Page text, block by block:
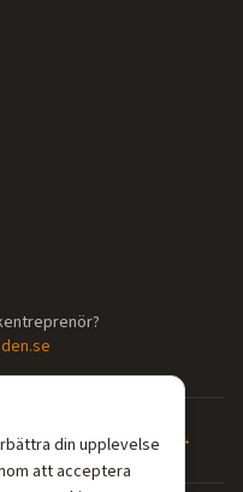
där dina kunder söker →
din upplevelse
att acceptera